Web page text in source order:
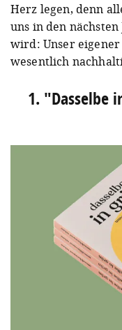
Herz legen, denn
uns in den
wird: Unser
wesentlich
1. "Dasselbe